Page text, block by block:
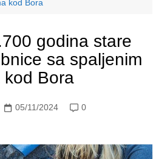
kod Bora
godina stare
sa spaljenim
kod Bora
05/11/2024
0